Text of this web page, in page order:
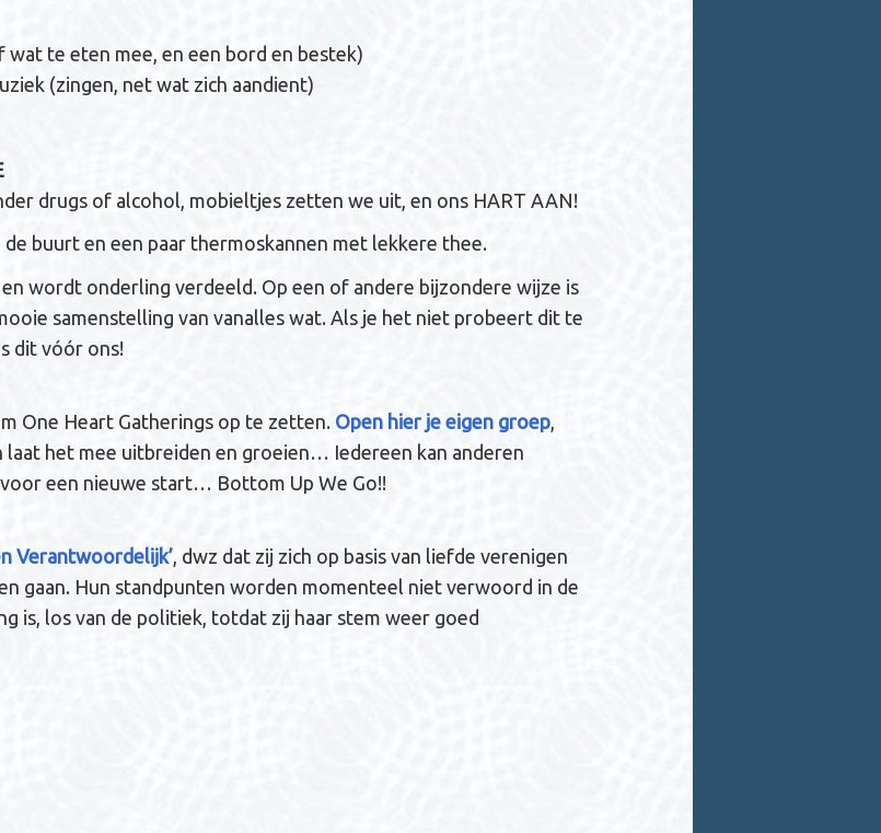
te eten mee, en een bord en bestek)
(zingen, net wat zich aandient)
drugs of alcohol, mobieltjes zetten we uit, en ons HART AAN!
buurt en een paar thermoskannen met lekkere thee.
wordt onderling verdeeld. Op een of andere bijzondere wijze is
samenstelling van vanalles wat. Als je het niet probeert dit te
dit vóór ons!
One Heart Gatherings op te zetten. Open hier je eigen groep
laat het mee uitbreiden en groeien… Iedereen kan anderen
een nieuwe start… Bottom Up We Go!!
Verantwoordelijk’, dwz dat zij zich op basis van liefde verenigen
gaan. Hun standpunten worden momenteel niet verwoord in de
is, los van de politiek, totdat zij haar stem weer goed